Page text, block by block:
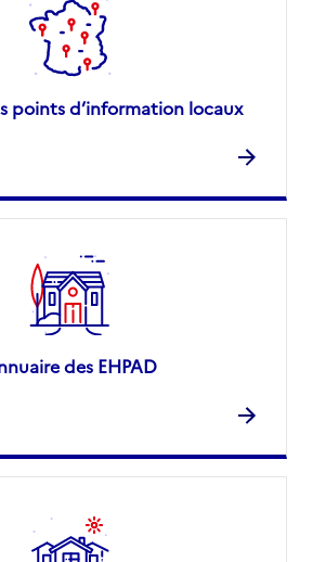
points d’information locaux
des EHPAD